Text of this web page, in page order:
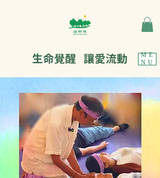
ME
NU
生命覺醒 讓愛流動